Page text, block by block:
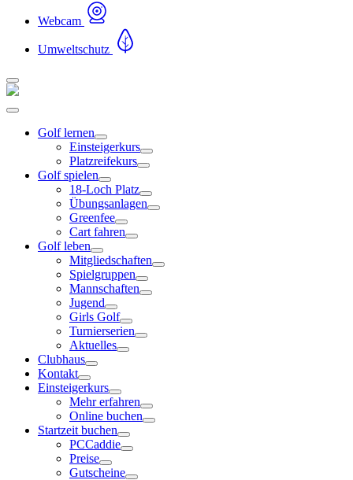
Webcam
Umweltschutz
Golf lernen
Einsteigerkurs
Platzreifekurs
Golf spielen
18-Loch Platz
Übungsanlagen
Greenfee
Cart fahren
Golf leben
Mitgliedschaften
Spielgruppen
Mannschaften
Jugend
Girls Golf
Turnierserien
Aktuelles
Clubhaus
Kontakt
Einsteigerkurs
Mehr erfahren
Online buchen
Startzeit buchen
PCCaddie
Preise
Gutscheine